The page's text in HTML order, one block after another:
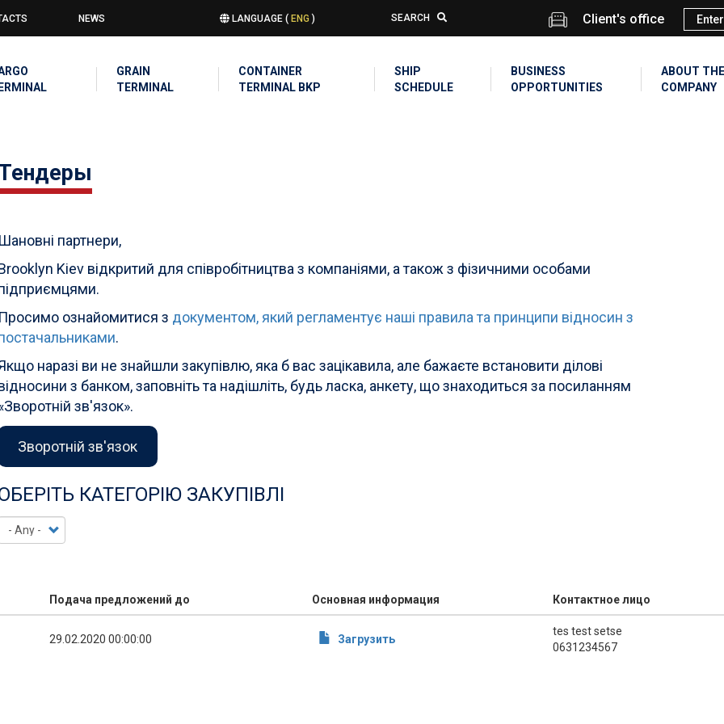
NEWS LANGUAGE ( ENG ) SEARCH Client's office Enter
GRAIN
TERMINAL
CONTAINER
TERMINAL BKP
SHIP
SCHEDULE
BUSINESS
OPPORTUNITIES
ABOUT THE
COMPANY
Шановні партнери,
Kiev відкритий для співробітництва з компаніями, а також з фізичними особами
Просимо ознайомитися з документом, який регламентує наші правила та принципи відносин з
.
наразі ви не знайшли закупівлю, яка б вас зацікавила, але бажаєте встановити ділові
з банком, заповніть та надішліть, будь ласка, анкету, що знаходиться за посиланням
зв'язок».
Зворотній зв'язок
КАТЕГОРІЮ ЗАКУПІВЛІ
Подача предложений до Основная информация Контактное лицо
29.02.2020 00:00:00 Загрузить
tes test setse
0631234567